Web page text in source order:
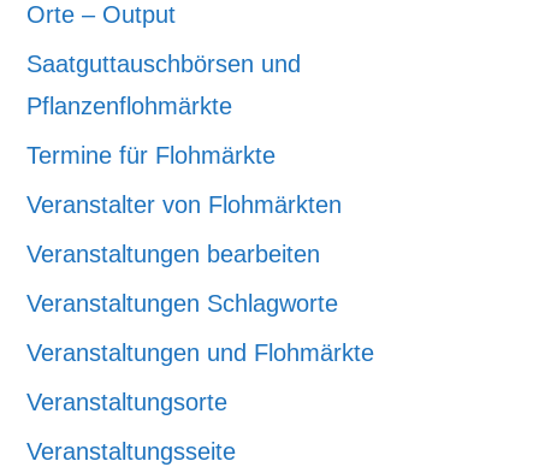
Orte – Output
Saatguttauschbörsen und
Pflanzenflohmärkte
Termine für Flohmärkte
Veranstalter von Flohmärkten
Veranstaltungen bearbeiten
Veranstaltungen Schlagworte
Veranstaltungen und Flohmärkte
Veranstaltungsorte
Veranstaltungsseite